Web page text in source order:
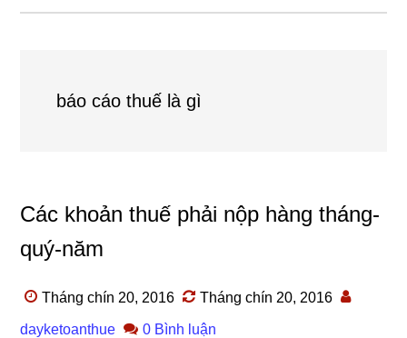
báo cáo thuế là gì
Các khoản thuế phải nộp hàng tháng-
quý-năm
Tháng chín 20, 2016 Tháng chín 20, 2016
dayketoanthue 0 Bình luận